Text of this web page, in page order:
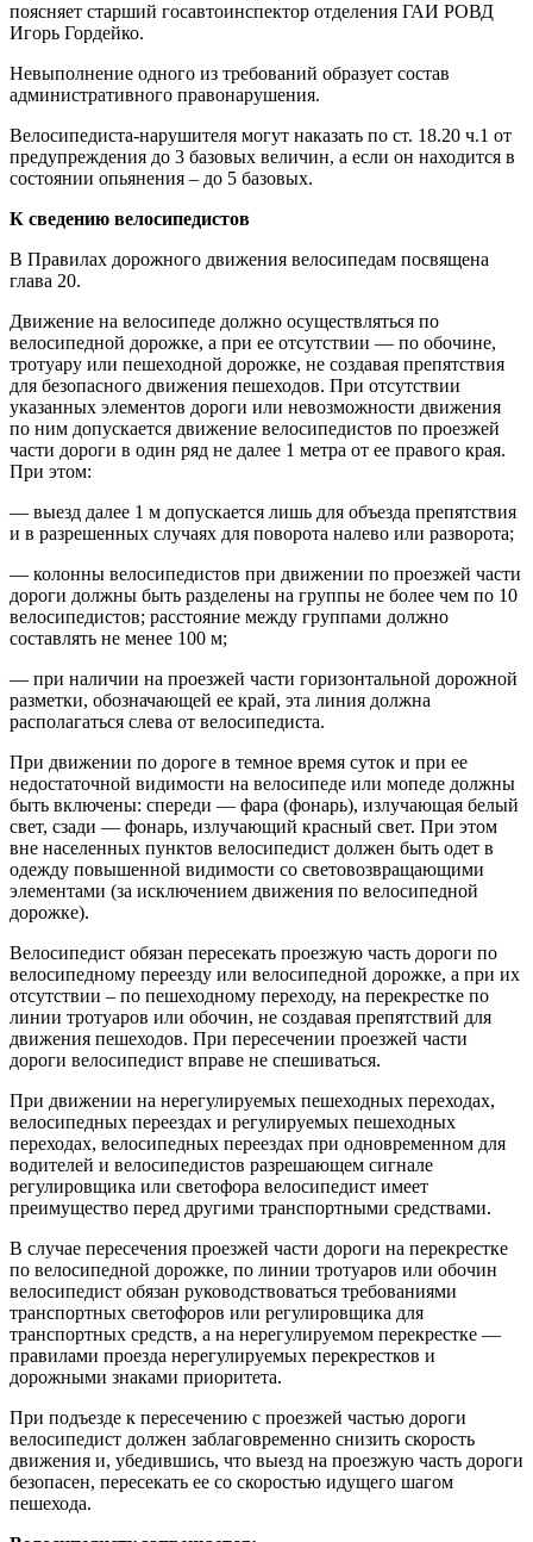
поясняет старший госавтоинспектор отделения ГАИ РОВД
Игорь Гордейко.
Невыполнение одного из требований образует состав
административного правонарушения.
Велосипедиста-нарушителя могут наказать по ст. 18.20 ч.1 от
предупреждения до 3 базовых величин, а если он находится в
состоянии опьянения – до 5 базовых.
К сведению велосипедистов
В Правилах дорожного движения велосипедам посвящена
глава 20.
Движение на велосипеде должно осуществляться по
велосипедной дорожке, а при ее отсутствии — по обочине,
тротуару или пешеходной дорожке, не создавая препятствия
для безопасного движения пешеходов. При отсутствии
указанных элементов дороги или невозможности движения
по ним допускается движение велосипедистов по проезжей
части дороги в один ряд не далее 1 метра от ее правого края.
При этом:
— выезд далее 1 м допускается лишь для объезда препятствия
и в разрешенных случаях для поворота налево или разворота;
— колонны велосипедистов при движении по проезжей части
дороги должны быть разделены на группы не более чем по 10
велосипедистов; расстояние между группами должно
составлять не менее 100 м;
— при наличии на проезжей части горизонтальной дорожной
разметки, обозначающей ее край, эта линия должна
располагаться слева от велосипедиста.
При движении по дороге в темное время суток и при ее
недостаточной видимости на велосипеде или мопеде должны
быть включены: спереди — фара (фонарь), излучающая белый
свет, сзади — фонарь, излучающий красный свет. При этом
вне населенных пунктов велосипедист должен быть одет в
одежду повышенной видимости со световозвращающими
элементами (за исключением движения по велосипедной
дорожке).
Велосипедист обязан пересекать проезжую часть дороги по
велосипедному переезду или велосипедной дорожке, а при их
отсутствии – по пешеходному переходу, на перекрестке по
линии тротуаров или обочин, не создавая препятствий для
движения пешеходов. При пересечении проезжей части
дороги велосипедист вправе не спешиваться.
При движении на нерегулируемых пешеходных переходах,
велосипедных переездах и регулируемых пешеходных
переходах, велосипедных переездах при одновременном для
водителей и велосипедистов разрешающем сигнале
регулировщика или светофора велосипедист имеет
преимущество перед другими транспортными средствами.
В случае пересечения проезжей части дороги на перекрестке
по велосипедной дорожке, по линии тротуаров или обочин
велосипедист обязан руководствоваться требованиями
транспортных светофоров или регулировщика для
транспортных средств, а на нерегулируемом перекрестке —
правилами проезда нерегулируемых перекрестков и
дорожными знаками приоритета.
При подъезде к пересечению с проезжей частью дороги
велосипедист должен заблаговременно снизить скорость
движения и, убедившись, что выезд на проезжую часть дороги
безопасен, пересекать ее со скоростью идущего шагом
пешехода.